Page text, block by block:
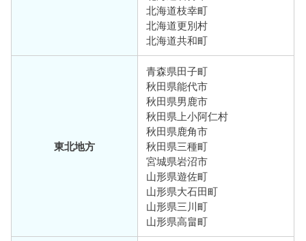
北海道枝幸町
北海道更別村
北海道共和町
東北地方
青森県田子町
秋田県能代市
秋田県男鹿市
秋田県上小阿仁村
秋田県鹿角市
秋田県三種町
宮城県岩沼市
山形県遊佐町
山形県大石田町
山形県三川町
山形県高畠町